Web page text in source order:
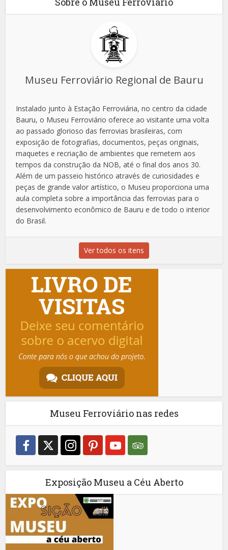
Museu Ferroviário Regional de Bauru
Instalado junto à Estação Ferroviária, no centro da cidade
Bauru, o Museu Ferroviário oferece ao visitante uma volta
ao passado glorioso das ferrovias brasileiras, com
exposição de fotografias, documentos, peças originais,
maquetes e recriação de ambientes que remetem aos
tempos da construção da NOB, até o final dos anos 30.
Além de um passeio histórico através de curiosidades e
peças de grande valor artístico, o Museu proporciona uma
aula completa sobre a importância das ferrovias para o
desenvolvimento econômico de Bauru e de todo o interior
do Brasil.
Ver todos os itens
Museu Ferroviário nas redes
Exposição Museu a Céu Aberto